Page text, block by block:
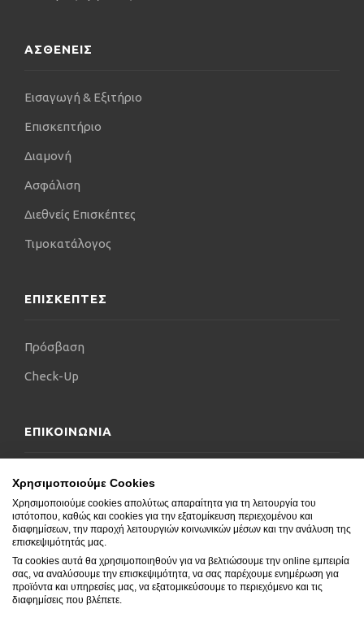
ΑΣΘΕΝΕΙΣ
Εισαγωγή & Εξιτήριο
Επισκεπτήριο
Διαμονή
Ασφάλιση
Διεθνείς Επισκέπτες
Τιμοκατάλογος
ΕΠΙΣΚΕΠΤΕΣ
Πρόσβαση
Check-Up
ΕΠΙΚΟΙΝΩΝΙΑ
Επικοινωνήστε μαζί μας
Δήλωση Προσβασιμότητας
Συχνές Ερωτήσεις
Blog
Χρησιμοποιούμε Cookies
Χρησιμοποιούμε cookies απολύτως απαραίτητα για τη λειτουργία του
ιστότοπου, καθώς και cookies για την εξατομίκευση περιεχομένου και
διαφημίσεων, την παροχή λειτουργιών κοινωνικών μέσων και την ανάλυση της
επισκεψιμότητάς μας.
Τα cookies αυτά θα χρησιμοποιηθούν για να βελτιώσουμε την online εμπειρία
σας, να αναλύσουμε την επισκεψιμότητα, να σας παρέχουμε ενημέρωση για
προϊόντα και υπηρεσίες μας, να εξατομικεύσουμε το περιεχόμενο και τις
διαφημίσεις που βλέπετε.